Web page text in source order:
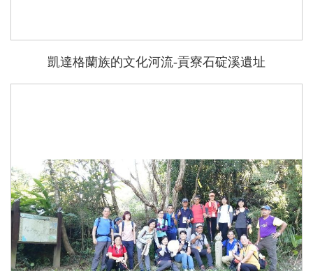
凱達格蘭族的文化河流-貢寮石碇溪遺址